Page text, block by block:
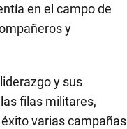
en el campo de
y
y sus
filas militares,
varias campañas